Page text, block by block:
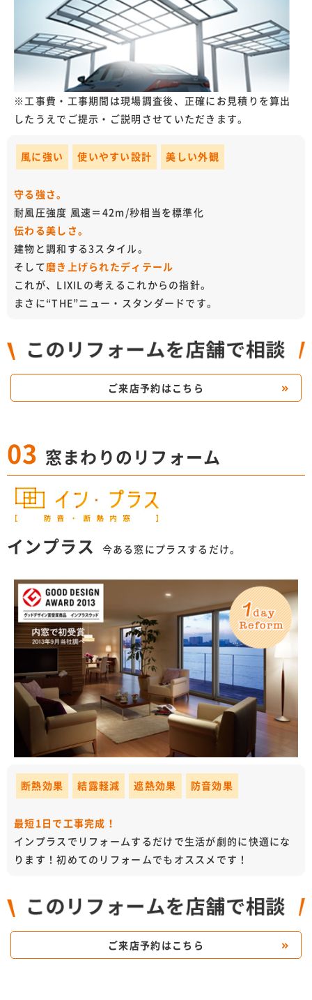
※工事費・工事期間は現場調査後、正確にお見積りを算出
したうえでご提示・ご説明させていただきます。
風に強い 使いやすい設計 美しい外観
守る強さ。
耐風圧強度 風速＝42m/秒相当を標準化
伝わる美しさ。
建物と調和する3スタイル。
そして 磨き上げられたディテール
これが、LIXILの考えるこれからの指針。
まさに“THE”ニュー・スタンダードです。
ご来店予約はこちら
03 窓まわりのリフォーム
インプラス 今ある窓にプラスするだけ。
断熱効果 結露軽減 遮熱効果 防音効果
最短1日で工事完成！
インプラスでリフォームするだけで生活が劇的に快適にな
ります！初めてのリフォームでもオススメです！
ご来店予約はこちら